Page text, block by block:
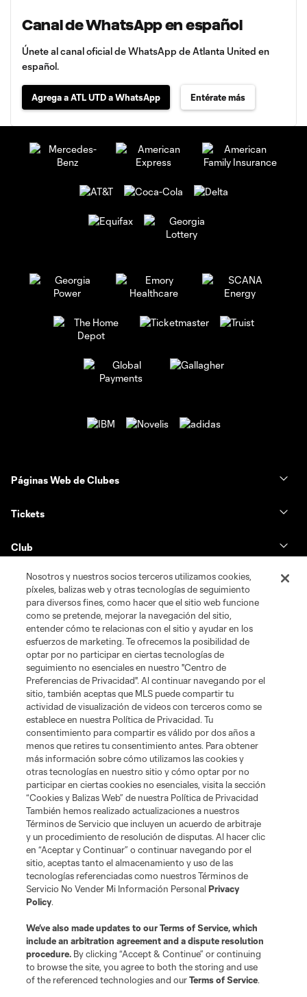
Canal de WhatsApp en español
Únete al canal oficial de WhatsApp de Atlanta United en
español.
Agrega a ATL UTD a WhatsApp Entérate más
Páginas Web de Clubes
Tickets
Club
News & Videos
Shop
Matchday
MLS
Terms of Service
Privacy Policy
Do Not Sell or Share My Personal Information
Cookies Settings
©2026 MLS. The Major League Soccer and MLS name and shield are
registered trademarks of Major League Soccer, L.L.C. (“MLS”). The names
and logos of MLS teams are registered and/or common law trademarks of
MLS or are used with the permission of their owners. Any unauthorized use
is forbidden.
Nosotros y nuestros socios terceros utilizamos cookies,
píxeles, balizas web y otras tecnologías de seguimiento
para diversos fines, como hacer que el sitio web funcione
como se pretende, mejorar la navegación del sitio,
entender cómo te relacionas con el sitio y ayudar en los
esfuerzos de marketing. Te ofrecemos la posibilidad de
optar por no participar en ciertas tecnologías de
seguimiento no esenciales en nuestro "Centro de
Preferencias de Privacidad". Al continuar navegando por el
sitio, también aceptas que MLS puede compartir tu
actividad de visualización de videos con terceros como se
establece en nuestra Política de Privacidad. Tu
consentimiento para compartir es válido por dos años a
menos que retires tu consentimiento antes. Para obtener
más información sobre cómo utilizamos las cookies y
otras tecnologías en nuestro sitio y cómo optar por no
participar en ciertas cookies no esenciales, visita la sección
“Cookies y Balizas Web” de nuestra Política de Privacidad
También hemos realizado actualizaciones a nuestros
Términos de Servicio que incluyen un acuerdo de arbitraje
y un procedimiento de resolución de disputas. Al hacer clic
en “Aceptar y Continuar” o continuar navegando por el
sitio, aceptas tanto el almacenamiento y uso de las
tecnologías referenciadas como nuestros Términos de
Servicio No Vender Mi Información PersonalPrivacy
Policy.
We’ve also made updates to ourTerms of Service, which
include an arbitration agreement and a dispute resolution
procedure. By clicking “Accept & Continue” or continuing
to browse the site, you agree to both the storing and use
of the referenced technologies and ourTerms of Service.